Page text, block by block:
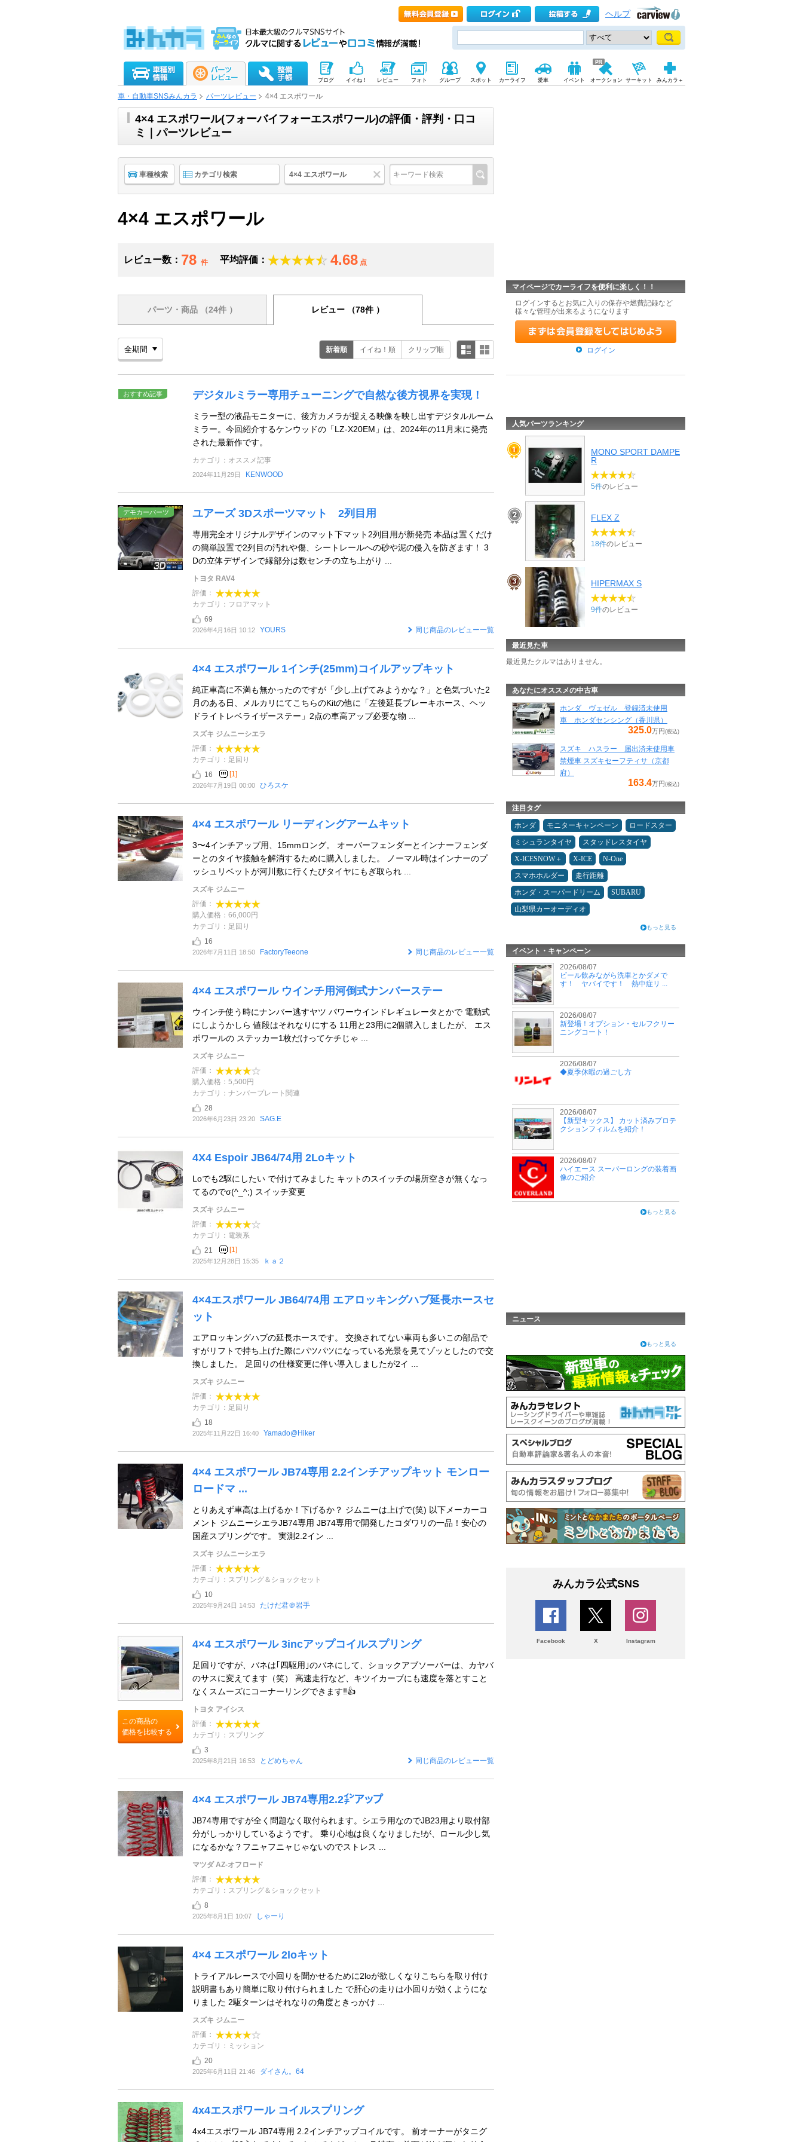
ヘルプ
ブログ イイね！ レビュー フォト グループ スポット カーライフ 愛車 イベント オークション サーキット みんカラ＋
車・自動車SNSみんカラ パーツレビュー 4×4 エスポワール
4×4 エスポワール(フォーバイフォーエスポワール)の評価・評判・口コ
ミ｜パーツレビュー
車種検索 カテゴリ検索 4×4 エスポワール
4×4 エスポワール
レビュー数： 78 件 平均評価： 4.68 点
パーツ・商品 （24件 ） レビュー （78件 ）
新着順 イイね！順 クリップ順
おすすめ記事 デジタルミラー専用チューニングで自然な後方視界を実現！
ミラー型の液晶モニターに、後方カメラが捉える映像を映し出すデジタルルーム
ミラー。今回紹介するケンウッドの「LZ-X20EM」は、2024年の11月末に発売
された最新作です。
カテゴリ：オススメ記事
2024年11月29日 KENWOOD
デモカーパーツ ユアーズ 3Dスポーツマット 2列目用
専用完全オリジナルデザインのマット下マット2列目用が新発売 本品は置くだけ
の簡単設置で2列目の汚れや傷、シートレールへの砂や泥の侵入を防ぎます！ 3
Dの立体デザインで縁部分は数センチの立ち上がり ...
トヨタ RAV4
評価：
カテゴリ：フロアマット
69
2026年4月16日 10:12 YOURS 同じ商品のレビュー一覧
4×4 エスポワール 1インチ(25mm)コイルアップキット
純正車高に不満も無かったのですが「少し上げてみようかな？」と色気づいた2
月のある日、メルカリにてこちらのKitの他に「左後延長ブレーキホース、ヘッ
ドライトレベライザーステー」2点の車高アップ必要な物 ...
スズキ ジムニーシエラ
評価：
カテゴリ：足回り
16
[1]
2026年7月19日 00:00 ひろスケ
4×4 エスポワール リーディングアームキット
3〜4インチアップ用、15mmロング。 オーバーフェンダーとインナーフェンダ
ーとのタイヤ接触を解消するために購入しました。 ノーマル時はインナーのプ
ッシュリベットが河川敷に行くたびタイヤにもぎ取られ ...
スズキ ジムニー
評価：
購入価格：66,000円
カテゴリ：足回り
16
2026年7月11日 18:50 FactoryTeeone 同じ商品のレビュー一覧
4×4 エスポワール ウインチ用河倒式ナンバーステー
ウインチ使う時にナンバー逃すヤツ パワーウインドレギュレータとかで 電動式
にしようかしら 値段はそれなりにする 11用と23用に2個購入しましたが、 エス
ポワールの ステッカー1枚だけってケチじゃ ...
スズキ ジムニー
評価：
購入価格：5,500円
カテゴリ：ナンバープレート関連
28
2026年6月23日 23:20 SAG.E
4X4 Espoir JB64/74用 2Loキット
Loでも2駆にしたい で付けてみました キットのスイッチの場所空きが無くなっ
てるのでσ(^_^;) スイッチ変更
スズキ ジムニー
評価：
カテゴリ：電装系
21
[1]
2025年12月28日 15:35 ｋａ２
4×4エスポワール JB64/74用 エアロッキングハブ延長ホースセ
ット
エアロッキングハブの延長ホースです。 交換されてない車両も多いこの部品で
すがリフトで持ち上げた際にパツパツになっている光景を見てゾッとしたので交
換しました。 足回りの仕様変更に伴い導入しましたが2イ ...
スズキ ジムニー
評価：
カテゴリ：足回り
18
2025年11月22日 16:40 Yamado@Hiker
4×4 エスポワール JB74専用 2.2インチアップキット モンロー
ロードマ ...
とりあえず車高は上げるか！下げるか？ ジムニーは上げで(笑) 以下メーカーコ
メント ジムニーシエラJB74専用 JB74専用で開発したコダワリの一品！安心の
国産スプリングです。 実測2.2イン ...
スズキ ジムニーシエラ
評価：
カテゴリ：スプリング＆ショックセット
10
2025年9月24日 14:53 たけだ君＠岩手
この商品の
価格を比較する
4×4 エスポワール 3incアップコイルスプリング
足回りですが、バネは｢四駆用｣のバネにして、ショックアブソーバーは、カヤバ
のサスに変えてます（笑） 高速走行など、キツイカーブにも速度を落とすこと
なくスムーズにコーナーリングできます‼️👍️
トヨタ アイシス
評価：
カテゴリ：スプリング
3
2025年8月21日 16:53 とどめちゃん 同じ商品のレビュー一覧
4×4 エスポワール JB74専用2.2㌅アップ
JB74専用ですが全く問題なく取付られます。シエラ用なのでJB23用より取付部
分がしっかりしているようです。 乗り心地は良くなりました!が、ロール少し気
になるかな？フニャフニャじゃないのでストレス ...
マツダ AZ-オフロード
評価：
カテゴリ：スプリング＆ショックセット
8
2025年8月1日 10:07 しゃーり
4×4 エスポワール 2loキット
トライアルレースで小回りを聞かせるために2loが欲しくなりこちらを取り付け
説明書もあり簡単に取り付けられました で肝心の走りは小回りが効くようにな
りました 2駆ターンはそれなりの角度ときっかけ ...
スズキ ジムニー
評価：
カテゴリ：ミッション
20
2025年6月11日 21:46 ダイさん。64
4x4エスポワール コイルスプリング
4x4エスポワール JB74専用 2.2インチアップコイルです。 前オーナーがタニグ
マイページでカーライフを便利に楽しく！！
ログインするとお気に入りの保存や燃費記録など
様々な管理が出来るようになります
ログイン
人気パーツランキング
MONO SPORT DAMPE
R
5件のレビュー
FLEX Z
18件のレビュー
HIPERMAX S
9件のレビュー
最近見た車
最近見たクルマはありません。
あなたにオススメの中古車
ホンダ ヴェゼル 登録済未使用
車 ホンダセンシング（香川県）
325.0万円(税込)
スズキ ハスラー 届出済未使用車
禁煙車 スズキセーフティサ（京都
府）
163.4万円(税込)
注目タグ
ホンダ モニターキャンペーン
ロードスター
ミシュランタイヤ
スタッドレスタイヤ
X-ICESNOW＋
X-ICE
N-One
スマホホルダー
走行距離
ホンダ・スーパードリーム
SUBARU
山梨県カーオーディオ
もっと見る
イベント・キャンペーン
2026/08/07
ビール飲みながら洗車とかダメで
す！ ヤバイです！ 熱中症リ ...
2026/08/07
新登場！オプション・セルフクリー
ニングコート！
2026/08/07
◆夏季休暇の過ごし方
2026/08/07
【新型キックス】 カット済みプロテ
クションフィルムを紹介！
2026/08/07
ハイエース スーパーロングの装着画
像のご紹介
もっと見る
ニュース
もっと見る
みんカラ公式SNS
Facebook X Instagram